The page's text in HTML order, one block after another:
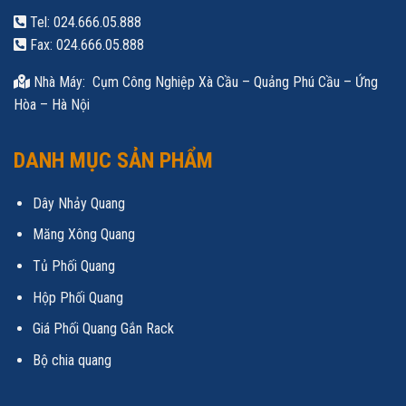
Tel: 024.666.05.888
Fax: 024.666.05.888
Nhà Máy: Cụm Công Nghiệp Xà Cầu – Quảng Phú Cầu – Ứng
Hòa – Hà Nội
DANH MỤC SẢN PHẨM
Dây Nhảy Quang
Măng Xông Quang
Tủ Phối Quang
Hộp Phối Quang
Giá Phối Quang Gắn Rack
Bộ chia quang